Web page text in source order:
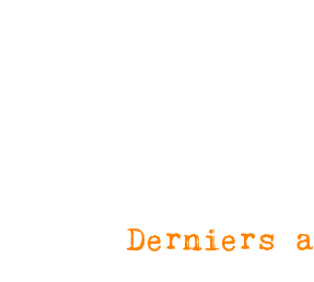
Derniers